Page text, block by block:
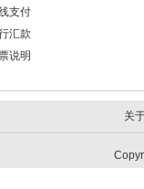
支付
汇款
说明
关